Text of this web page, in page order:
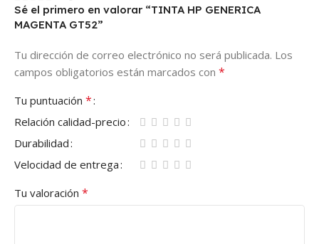
Sé el primero en valorar “TINTA HP GENERICA
MAGENTA GT52”
Tu dirección de correo electrónico no será publicada. Los
campos obligatorios están marcados con *
Tu puntuación *
Relación calidad-precio
Durabilidad
Velocidad de entrega
Tu valoración *